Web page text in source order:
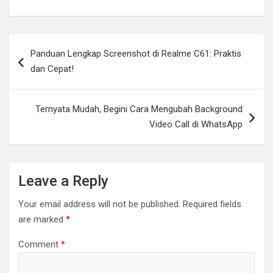
navigation
Panduan Lengkap Screenshot di Realme C61: Praktis
dan Cepat!
Ternyata Mudah, Begini Cara Mengubah Background
Video Call di WhatsApp
Leave a Reply
Your email address will not be published. Required fields
are marked *
Comment *